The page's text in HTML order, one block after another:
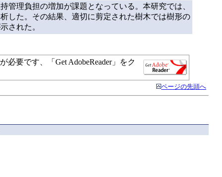
理負担の増加が課題となっている。本研究では、
した。その結果、適切に剪定された樹木では樹形の
された。
要です、「Get AdobeReader」をク
ページの先頭へ